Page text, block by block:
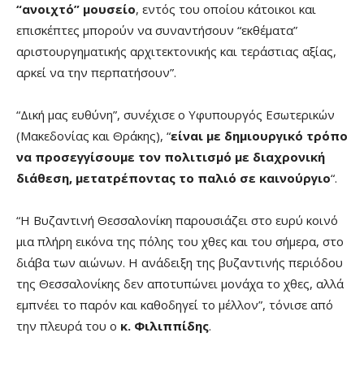
“ανοιχτό” μουσείο, εντός του οποίου κάτοικοι και
επισκέπτες μπορούν να συναντήσουν “εκθέματα”
αριστουργηματικής αρχιτεκτονικής και τεράστιας αξίας,
αρκεί να την περπατήσουν”.
“Δική μας ευθύνη”, συνέχισε ο Υφυπουργός Εσωτερικών
(Μακεδονίας και Θράκης), “είναι με δημιουργικό τρόπο
να προσεγγίσουμε τον πολιτισμό με διαχρονική
διάθεση, μετατρέποντας το παλιό σε καινούργιο“.
“Η Βυζαντινή Θεσσαλονίκη παρουσιάζει στο ευρύ κοινό
μια πλήρη εικόνα της πόλης του χθες και του σήμερα, στο
διάβα των αιώνων. Η ανάδειξη της βυζαντινής περιόδου
της Θεσσαλονίκης δεν αποτυπώνει μονάχα το χθες, αλλά
εμπνέει το παρόν και καθοδηγεί το μέλλον”, τόνισε από
την πλευρά του ο κ. Φιλιππίδης.